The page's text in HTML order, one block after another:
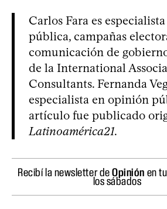
Carlos Fara es
pública, campañas
comunicación de
de la International
Consultants. Fernanda
especialista en opinión
artículo fue publicado
Latinoamérica21.
Recibí la newsletter deOpinión en
los sábados